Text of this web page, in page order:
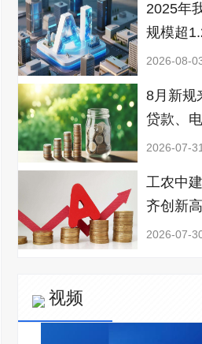
2025年
规模超
2026-08-
8月新规
贷款、
2026-07-
工农中
齐创新高
2026-07-
视频